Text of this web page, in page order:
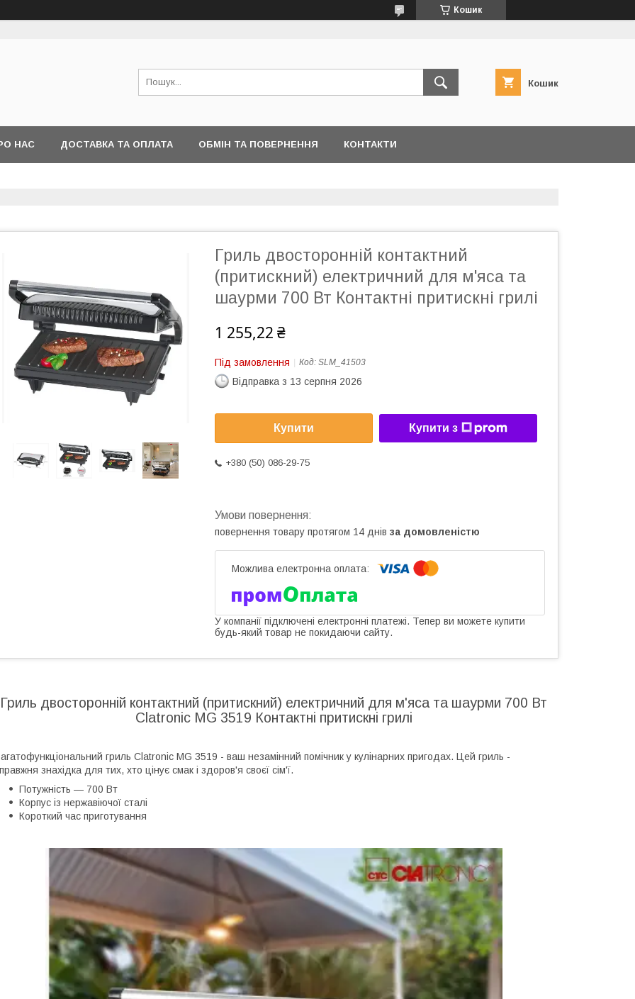
Кошик
Кошик
НАС ДОСТАВКА ТА ОПЛАТА ОБМІН ТА ПОВЕРНЕННЯ КОНТАКТИ
Гриль двосторонній контактний
(притискний) електричний для м'яса та
шаурми 700 Вт Контактні притискні грилі
1 255,22 ₴
Під замовлення Код: SLM_41503
Відправка з 13 серпня 2026
Купити Купити з
+380 (50) 086-29-75
повернення товару протягом 14 днів за домовленістю
У компанії підключені електронні платежі. Тепер ви можете купити
будь-який товар не покидаючи сайту.
Гриль двосторонній контактний (притискний) електричний для м'яса та шаурми 700 Вт
Clatronic MG 3519 Контактні притискні грилі
гриль Clatronic MG 3519 - ваш незамінний помічник у кулінарних пригодах. Цей гриль -
знахідка для тих, хто цінує смак і здоров'я своєї сім'ї.
Потужність ― 700 Вт
Корпус із нержавіючої сталі
Короткий час приготування